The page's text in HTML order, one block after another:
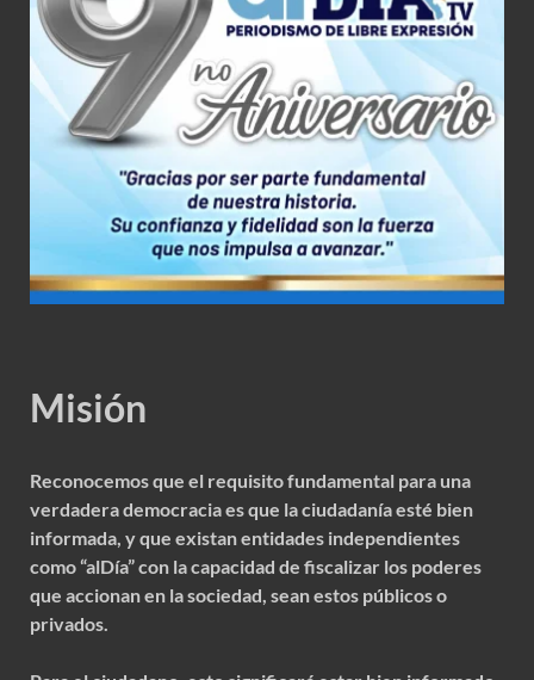
Misión
Reconocemos que el requisito fundamental para una
verdadera democracia es que la ciudadanía esté bien
informada, y que existan entidades independientes
como “alDía” con la capacidad de fiscalizar los poderes
que accionan en la sociedad, sean estos públicos o
privados.